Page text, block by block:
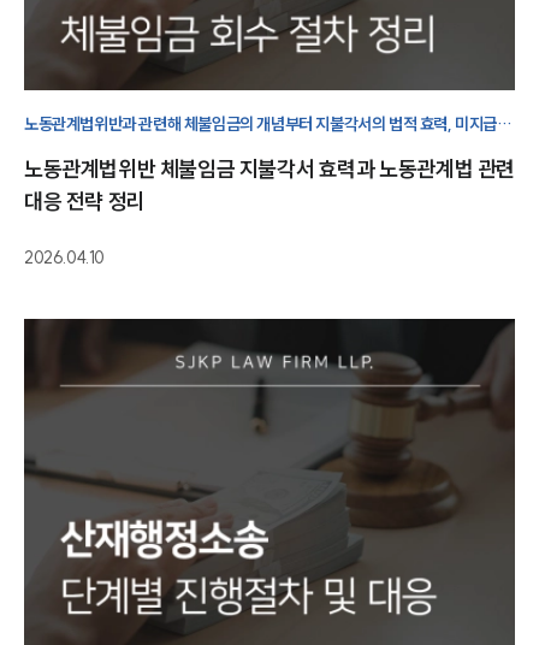
노동관계법위반과 관련해 체불임금의 개념부터 지불각서의 법적 효력, 미지급 시
노동관계법위반 체불임금 지불각서 효력과 노동관계법 관련
대응 전략 정리
2026.04.10